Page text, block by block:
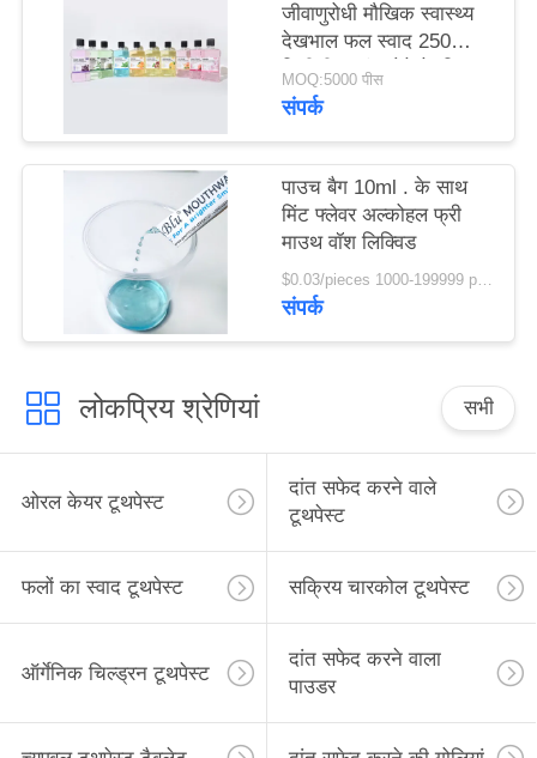
जीवाणुरोधी मौखिक स्वास्थ्य
देखभाल फल स्वाद 250
मिलीलीटर मुंह धोने के लिए
दांत स्वास्थ्य के लिए
MOQ:5000 पीस
संपर्क
पाउच बैग 10ml . के साथ
मिंट फ्लेवर अल्कोहल फ्री
माउथ वॉश लिक्विड
$0.03/pieces 1000-199999 pieces MOQ:1000 टुकड़े
संपर्क
लोकप्रिय श्रेणियां सभी
ओरल केयर टूथपेस्ट
दांत सफेद करने वाले
टूथपेस्ट
फलों का स्वाद टूथपेस्ट सक्रिय चारकोल टूथपेस्ट
ऑर्गेनिक चिल्ड्रन टूथपेस्ट
दांत सफेद करने वाला
पाउडर